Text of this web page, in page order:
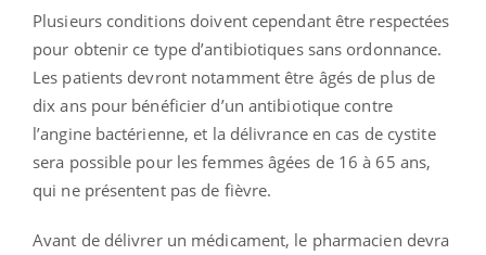
Plusieurs conditions doivent cependant être respectées
pour obtenir ce type d’antibiotiques sans ordonnance.
Les patients devront notamment être âgés de plus de
dix ans pour bénéficier d’un antibiotique contre
l’angine bactérienne, et la délivrance en cas de cystite
sera possible pour les femmes âgées de 16 à 65 ans,
qui ne présentent pas de fièvre.
Avant de délivrer un médicament, le pharmacien devra